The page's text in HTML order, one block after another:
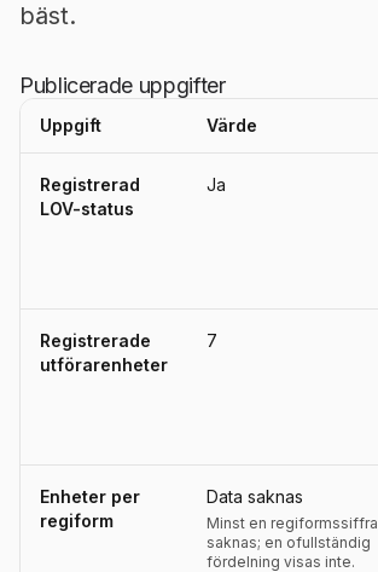
bäst.
Publicerade uppgifter
Uppgift Värde
Registrerad
LOV-status
Ja
Registrerade
utförarenheter
7
Enheter per
regiform
Data saknas
Minst en regiformssiffra
saknas; en ofullständig
fördelning visas inte.